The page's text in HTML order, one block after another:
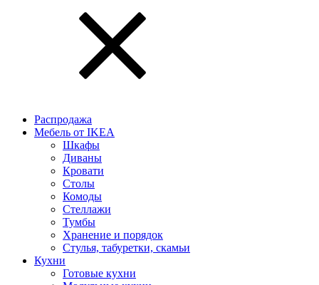
Распродажа
Мебель от IKEA
Шкафы
Диваны
Кровати
Столы
Комоды
Стеллажи
Тумбы
Хранение и порядок
Стулья, табуретки, скамьи
Кухни
Готовые кухни